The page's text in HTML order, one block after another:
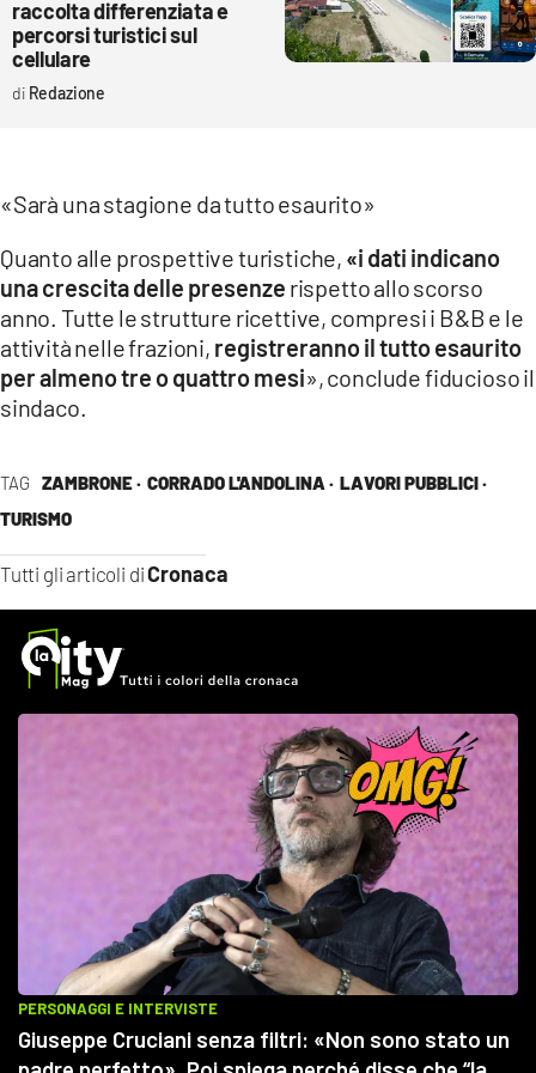
TAG ZAMBRONE · CORRADO L'ANDOLINA · LAVORI PUBBLICI ·
TURISMO
Tutti gli articoli diCronaca
raccolta differenziata e
percorsi turistici sul
cellulare
Redazione
«Sarà una stagione da tutto esaurito»
Quanto alle prospettive turistiche, «i dati indicano
una crescita delle presenze rispetto allo scorso
anno. Tutte le strutture ricettive, compresi i B&B e le
attività nelle frazioni, registreranno il tutto esaurito
per almeno tre o quattro mesi», conclude fiducioso il
sindaco.